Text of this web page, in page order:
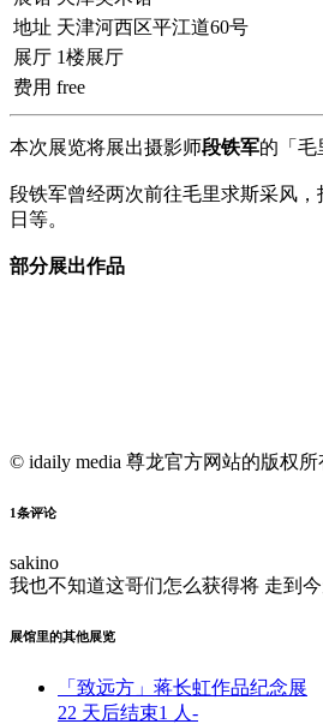
地址 天津河西区平江道60号
展厅 1楼展厅
费用 free
本次展览将展出摄影师段铁军的「毛
段铁军曾经两次前往毛里求斯采风，
日等。
部分展出作品
© idaily media 尊龙官方网站的版权所
1条评论
sakino
我也不知道这哥们怎么获得将 走到
展馆里的其他展览
「致远方」蒋长虹作品纪念展
22 天后结束1 人 -